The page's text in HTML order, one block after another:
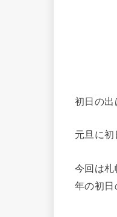
初日の出
元旦に
今回は札
年の初日